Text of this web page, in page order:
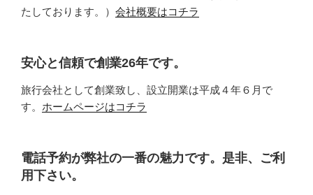
たしております。） 会社概要はコチラ
安心と信頼で創業26年です。
旅行会社として創業致し、設立開業は平成４年６月で
す。 ホームページはコチラ
電話予約が弊社の一番の魅力です。是非、ご利
用下さい。